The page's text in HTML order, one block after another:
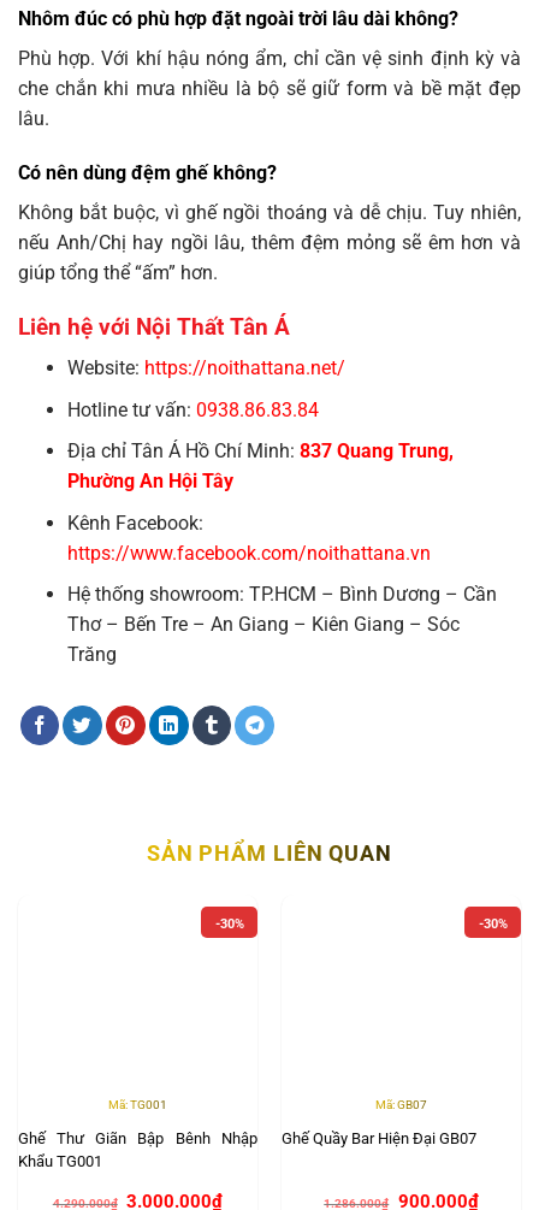
Nhôm đúc có phù hợp đặt ngoài trời lâu dài không?
Phù hợp. Với khí hậu nóng ẩm, chỉ cần vệ sinh định kỳ và
che chắn khi mưa nhiều là bộ sẽ giữ form và bề mặt đẹp
lâu.
Có nên dùng đệm ghế không?
Không bắt buộc, vì ghế ngồi thoáng và dễ chịu. Tuy nhiên,
nếu Anh/Chị hay ngồi lâu, thêm đệm mỏng sẽ êm hơn và
giúp tổng thể “ấm” hơn.
Liên hệ với Nội Thất Tân Á
Website: https://noithattana.net/
Hotline tư vấn: 0938.86.83.84
Địa chỉ Tân Á Hồ Chí Minh: 837 Quang Trung,
Phường An Hội Tây
Kênh Facebook:
https://www.facebook.com/noithattana.vn
Hệ thống showroom: TP.HCM – Bình Dương – Cần
Thơ – Bến Tre – An Giang – Kiên Giang – Sóc
Trăng
SẢN PHẨM LIÊN QUAN
-30%
Mã: TG001
Ghế Thư Giãn Bập Bênh Nhập
Khẩu TG001
4.290.000₫
Giá
3.000.000₫Giá
-30%
Mã: GB07
Ghế Quầy Bar Hiện Đại GB07
1.286.000₫
Giá
900.000₫Giá